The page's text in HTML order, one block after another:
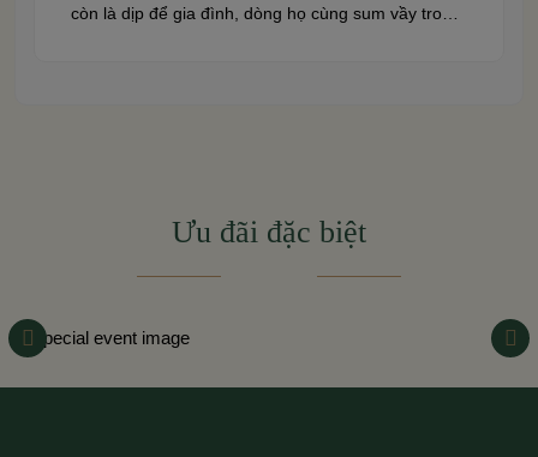
còn là dịp để gia đình, dòng họ cùng sum vầy trong
Ưu đãi đặc biệt